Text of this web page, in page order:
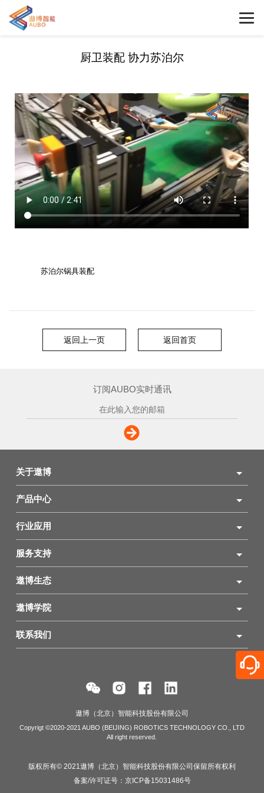
厨卫装配 协力苏泊尔
苏泊尔锅具装配
返回上一页 返回首页
订阅AUBO实时通讯
关于遨博
产品中心
行业应用
服务支持
遨博生态
遨博学院
联系我们
遨博（北京）智能科技股份有限公司
Copyrigt ©2020-2021 AUBO (BEIJING) ROBOTICS TECHNOLOGY CO., LTD
All right reserved.
版权所有© 2021遨博（北京）智能科技股份有限公司保留所有权利
备案/许可证号： 京ICP备15031486号